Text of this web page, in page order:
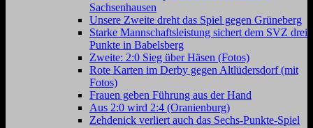
Sachsenhausen
Unsere Zweite dreht das Spiel gegen Grüneberg
Starke Mannschaftsleistung sichert dem SVZ drei
Punkte in Babelsberg
Zweite: 2:0 Sieg über Häsen (Fotos)
Rote Karten im Derby gegen Altlüdersdorf (mit
Fotos)
Frauen geben Führung aus der Hand
Aus 2:0 wird 2:4 (Oranienburg)
Zehdenick verliert auch das Sechs-Punkte-Spiel